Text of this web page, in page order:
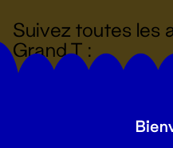
Suivez toutes les
Grand T :